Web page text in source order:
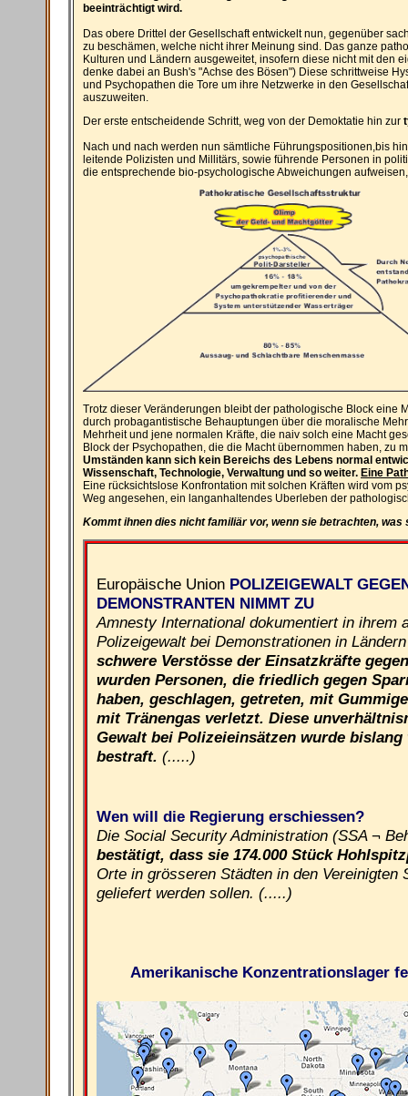
beeinträchtigt wird.
Das obere Drittel der Gesellschaft entwickelt nun, gegenüber
zu beschämen, welche nicht ihrer Meinung sind. Das ganze
Kulturen und Ländern ausgeweitet, insofern diese nicht mit den
denke dabei an Bush's "Achse des Bösen") Diese schrittweise
und Psychopathen die Tore um ihre Netzwerke in den
auszuweiten.
Der erste entscheidende Schritt, weg von der Demoktatie hin zur
Nach und nach werden nun sämtliche Führungspositionen,bis
leitende Polizisten und Millitärs, sowie führende Personen in
die entsprechende bio-psychologische Abweichungen
Trotz dieser Veränderungen bleibt der pathologische Block eine
durch probagantistische Behauptungen über die moralische
Mehrheit und jene normalen Kräfte, die naiv solch eine Macht
Block der Psychopathen, die die Macht übernommen haben, zu
Umständen kann sich kein Bereichs des Lebens normal
Wissenschaft, Technologie, Verwaltung und so weiter. Eine
Eine rücksichtslose Konfrontation mit solchen Kräften wird vom
Weg angesehen, ein langanhaltendes Uberleben der
Kommt ihnen dies nicht familiär vor, wenn sie betrachten, was
Europäische Union POLIZEIGEWALT
DEMONSTRANTEN NIMMT ZU
Amnesty International dokumentiert in ihrem
Polizeigewalt bei Demonstrationen in
schwere Verstösse der Einsatzkräfte
wurden Personen, die friedlich gegen
haben, geschlagen, getreten, mit
mit Tränengas verletzt. Diese
Gewalt bei Polizeieinsätzen wurde
bestraft. (.....)
Wen will die Regierung erschiessen?
Die Social Security Administration (SSA ¬
bestätigt, dass sie 174.000 Stück
Orte in grösseren Städten in den Vereinigten
geliefert werden sollen. (.....)
Amerikanische Konzentrationslager